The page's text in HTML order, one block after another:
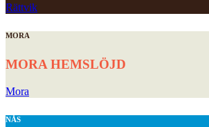
Rättvik
MORA
MORA HEMSLÖJD
Mora
NÅS